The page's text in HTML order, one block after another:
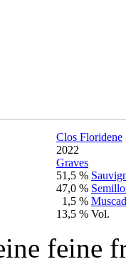
Clos Floridene
2022
Graves
51,5 %
47,0 %
1,5 %
13,5 % Vol.
feine